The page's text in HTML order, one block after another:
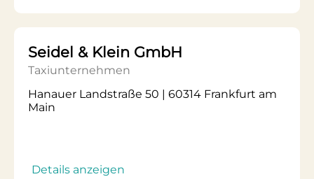
Seidel & Klein GmbH
Taxiunternehmen
Hanauer Landstraße 50 | 60314 Frankfurt am
Main
Details anzeigen